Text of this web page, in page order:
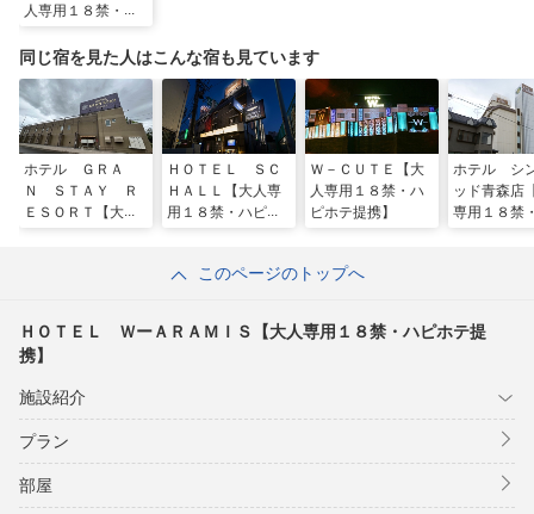
人専用１８禁・ハ
同じ宿を見た人はこんな宿も見ています
ホテル ＧＲＡ
Ｎ ＳＴＡＹ Ｒ
ＥＳＯＲＴ【大人
ＨＯＴＥＬ ＳＣ
ＨＡＬＬ【大人専
用１８禁・ハピホ
Ｗ－ＣＵＴＥ【大
人専用１８禁・ハ
ピホテ提携】
ホテル シ
ッド青森店
専用１８禁
このページのトップへ
ＨＯＴＥＬ ＷーＡＲＡＭＩＳ【大人専用１８禁・ハピホテ提
携】
施設紹介
プラン
部屋